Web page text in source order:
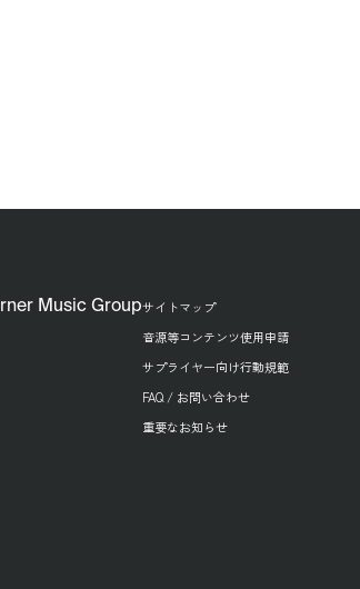
Music Groupサイトマップ
音源等コンテンツ使用申請
サプライヤー向け行動規範
FAQ / お問い合わせ
重要なお知らせ